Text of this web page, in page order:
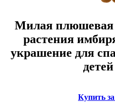
Милая плюшевая
растения
украшение для
Купить